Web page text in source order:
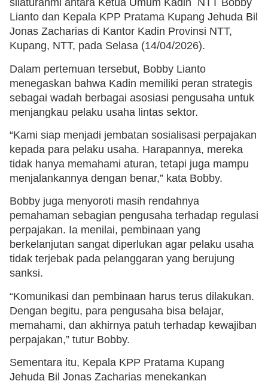
silaturahmi antara Ketua Umum Kadin NTT Bobby
Lianto dan Kepala KPP Pratama Kupang Jehuda Bil
Jonas Zacharias di Kantor Kadin Provinsi NTT,
Kupang, NTT, pada Selasa (14/04/2026).
Dalam pertemuan tersebut, Bobby Lianto
menegaskan bahwa Kadin memiliki peran strategis
sebagai wadah berbagai asosiasi pengusaha untuk
menjangkau pelaku usaha lintas sektor.
“Kami siap menjadi jembatan sosialisasi perpajakan
kepada para pelaku usaha. Harapannya, mereka
tidak hanya memahami aturan, tetapi juga mampu
menjalankannya dengan benar,” kata Bobby.
Bobby juga menyoroti masih rendahnya
pemahaman sebagian pengusaha terhadap regulasi
perpajakan. Ia menilai, pembinaan yang
berkelanjutan sangat diperlukan agar pelaku usaha
tidak terjebak pada pelanggaran yang berujung
sanksi.
“Komunikasi dan pembinaan harus terus dilakukan.
Dengan begitu, para pengusaha bisa belajar,
memahami, dan akhirnya patuh terhadap kewajiban
perpajakan,” tutur Bobby.
Sementara itu, Kepala KPP Pratama Kupang
Jehuda Bil Jonas Zacharias menekankan